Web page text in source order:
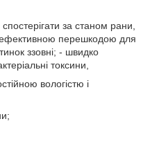
за станом рани,
перешкодою для
ззовні; - швидко
токсини,
вологістю і